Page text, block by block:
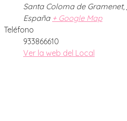
Santa Coloma de Gramenet,
España + Google Map
Teléfono
933866610
Ver la web del Local